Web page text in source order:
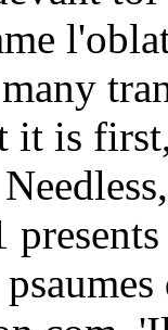
it is